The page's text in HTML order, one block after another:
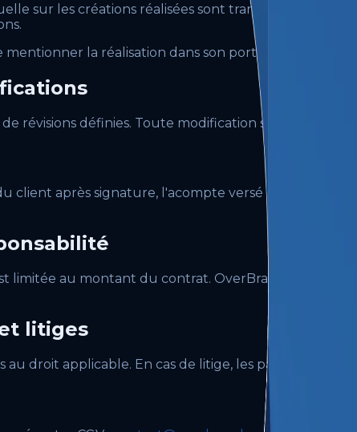
sur les créations réalisées sont transférés au
mentionner la réalisation dans son portfolio, sauf
révisions définies. Toute modification substantielle
client après signature, l'acompte versé reste acquis
limitée au montant du contrat. OverBrand ne
litiges
au droit applicable. En cas de litige, les parties